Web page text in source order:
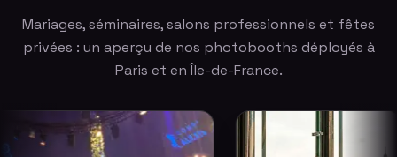
Mariages, séminaires, salons professionnels et fêtes
privées : un aperçu de nos photobooths déployés à
Paris et en Île-de-France.